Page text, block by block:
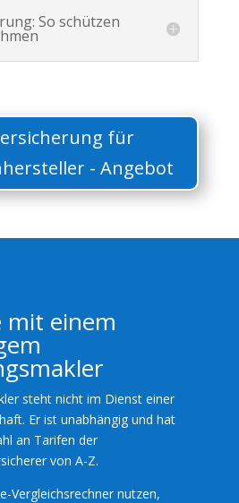
So schützen
für
- Angebot
mit einem
steht nicht im Dienst einer
Er ist unabhängig und hat
an Tarifen der
von A-Z.
Vergleichsrechner nutzen,